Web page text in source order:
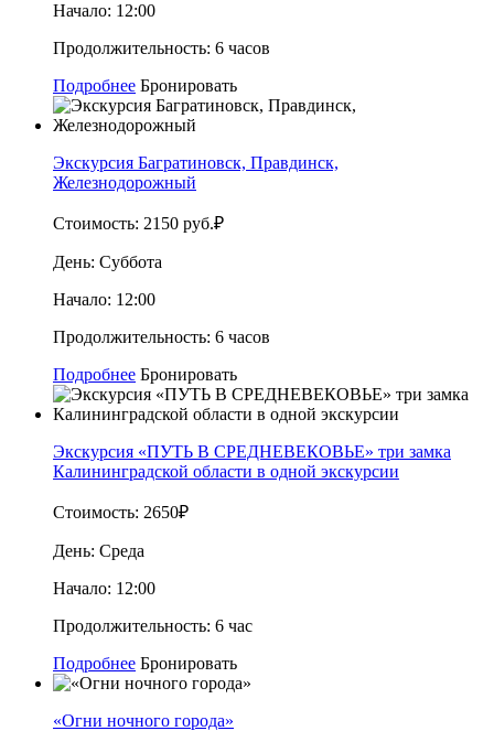
Начало: 12:00
Продолжительность: 6 часов
Подробнее Бронировать
Экскурсия Багратиновск, Правдинск,
Железнодорожный
Стоимость: 2150 руб.₽
День: Суббота
Начало: 12:00
Продолжительность: 6 часов
Подробнее Бронировать
Экскурсия «ПУТЬ В СРЕДНЕВЕКОВЬЕ» три замка
Калининградской области в одной экскурсии
Стоимость: 2650₽
День: Среда
Начало: 12:00
Продолжительность: 6 час
Подробнее Бронировать
«Огни ночного города»